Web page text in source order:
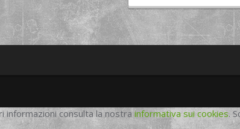
consulta la nostra informativa sui cookies.